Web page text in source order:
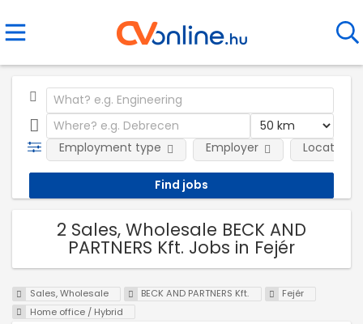
Employment type Employer Location
2 Sales, Wholesale BECK AND
PARTNERS Kft. Jobs in Fejér
Sales, Wholesale BECK AND PARTNERS Kft.
Fejér
Home office / Hybrid